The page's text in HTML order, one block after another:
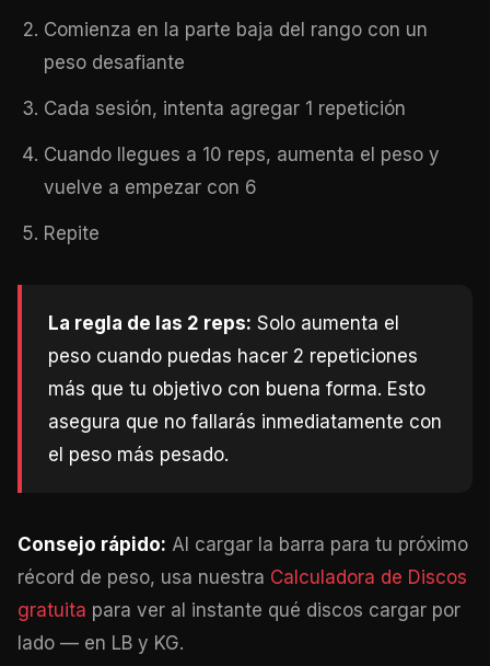
Comienza en la parte baja del rango con un
peso desafiante
Cada sesión, intenta agregar 1 repetición
Cuando llegues a 10 reps, aumenta el peso y
vuelve a empezar con 6
Repite
La regla de las 2 reps: Solo aumenta el
peso cuando puedas hacer 2 repeticiones
más que tu objetivo con buena forma. Esto
asegura que no fallarás inmediatamente con
el peso más pesado.
Consejo rápido: Al cargar la barra para tu próximo
récord de peso, usa nuestra Calculadora de Discos
gratuita para ver al instante qué discos cargar por
lado — en LB y KG.